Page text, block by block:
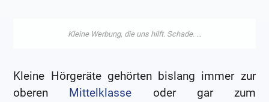
Kleine Hörgeräte gehörten bislang immer zur
oberen Mittelklasse oder gar zum